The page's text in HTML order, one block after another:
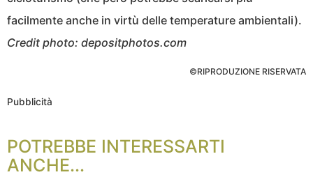
facilmente anche in virtù delle temperature ambientali).
Credit photo: depositphotos.com
©RIPRODUZIONE RISERVATA
Pubblicità
POTREBBE INTERESSARTI
ANCHE...